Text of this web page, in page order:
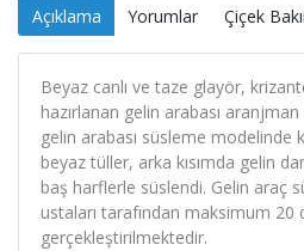
Açıklama Yorumlar Çiçek
Beyaz canlı ve taze glayör,
hazırlanan gelin arabası
gelin arabası süsleme modelinde
beyaz tüller, arka kısımda gelin
baş harflerle süslendi. Gelin araç
ustaları tarafından maksimum 20
gerçekleştirilmektedir.